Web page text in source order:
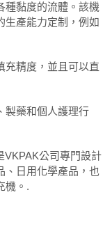
種黏度的流體。該機
生產能力定制，例如
充精度，並且可以直
製藥和個人護理行
VKPAK公司專門設計
、日用化學產品，也
機。.